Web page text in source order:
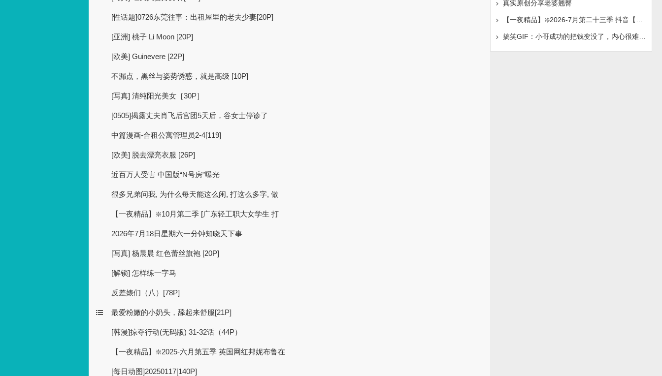
[性话题]0726东莞往事：出租屋里的老夫少妻[20P]
[亚洲] 桃子 Li Moon [20P]
[欧美] Guinevere [22P]
不漏点，黑丝与姿势诱惑，就是高级 [10P]
[写真] 清纯阳光美女［30P］
[0505]揭露丈夫肖飞后宫团5天后，谷女士停诊了
中篇漫画-合租公寓管理员2-4[119]
[欧美] 脱去漂亮衣服 [26P]
近百万人受害 中国版“N号房”曝光
很多兄弟问我, 为什么每天能这么闲, 打这么多字, 做
【一夜精品】❇️10月第二季 [广东轻工职大女学生 打
2026年7月18日星期六一分钟知晓天下事
[写真] 杨晨晨 红色蕾丝旗袍 [20P]
[解锁] 怎样练一字马
反差婊们（八）[78P]
最爱粉嫩的小奶头，舔起来舒服[21P]
[韩漫]掠夺行动(无码版) 31-32话（44P）
【一夜精品】❇️2025-六月第五季 英国网红邦妮布鲁在
[每日动图]20250117[140P]
真实原创分享老婆翘臀
搞笑GIF：小哥成功的把钱变没了，内心很难接受这个现实